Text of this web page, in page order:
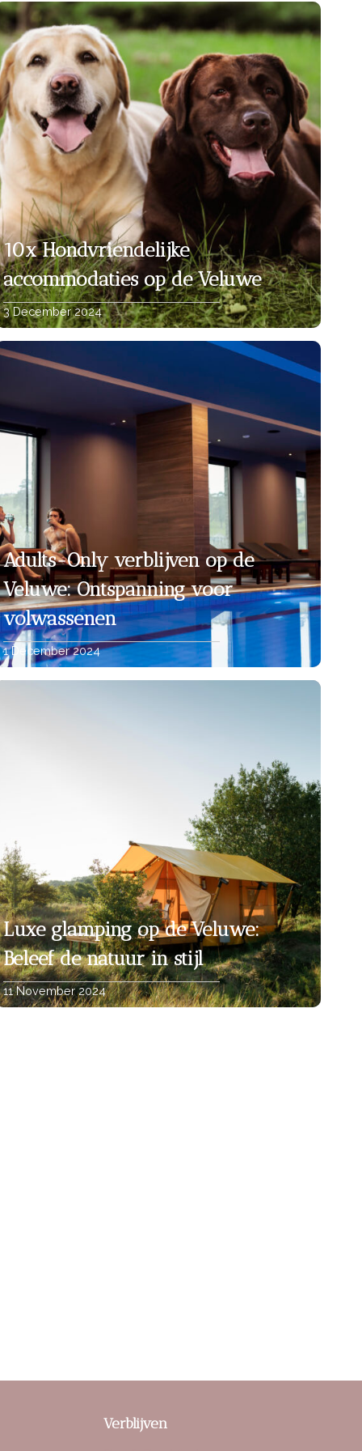
10x Hondvriendelijke
accommodaties op de Veluwe
3 December 2024
Adults-Only verblijven op de
Veluwe: Ontspanning voor
volwassenen
1 December 2024
Luxe glamping op de Veluwe:
Beleef de natuur in stijl
11 November 2024
Verblijven